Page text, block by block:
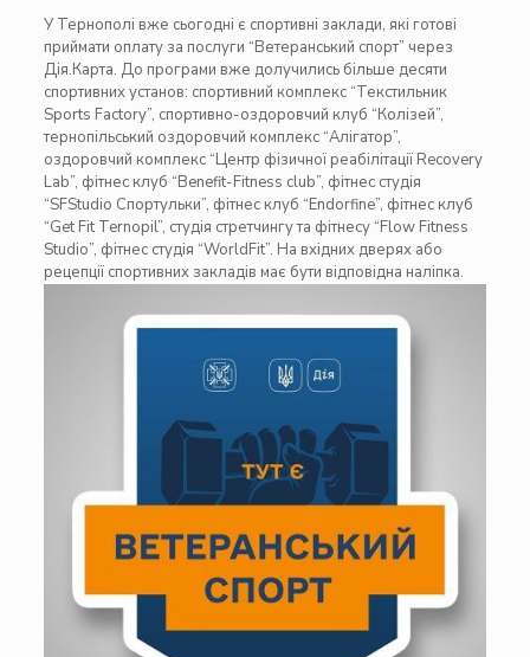
У Тернополі вже сьогодні є спортивні заклади, які готові
приймати оплату за послуги “Ветеранський спорт” через
Дія.Карта. До програми вже долучились більше десяти
спортивних установ: спортивний комплекс “Текстильник
Sports Factory”, спортивно-оздоровчий клуб “Колізей”,
тернопільський оздоровчий комплекс “Алігатор”,
оздоровчий комплекс “Центр фізичної реабілітації Recovery
Lab”, фітнес клуб “Benefit-Fitness club”, фітнес студія
“SFStudio Спортульки”, фітнес клуб “Endorfine”, фітнес клуб
“Get Fit Ternopil”, студія стретчингу та фітнесу “Flow Fitness
Studio”, фітнес студія “WorldFit”. На вхідних дверях або
рецепції спортивних закладів має бути відповідна наліпка.